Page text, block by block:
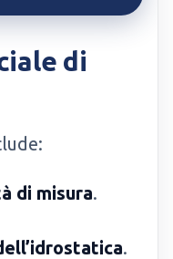
di
di misura.
.